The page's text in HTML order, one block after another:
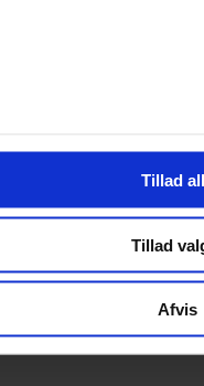
Tillad
Tillad
Afvis
Ballum ApS